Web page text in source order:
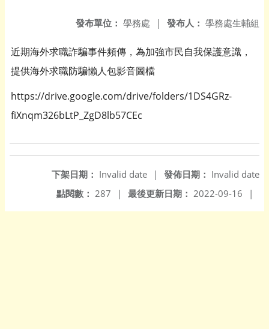
發布人： 學務處生輔組
發布單位： 學務處 |
近期海外求職詐騙事件頻傳，為加強市民自我保護意識，
提供海外求職防騙懶人包影音圖檔
https://drive.google.com/drive/folders/1DS4GRz-
fiXnqm326bLtP_ZgD8lb57CEc
發佈日期： Invalid date
下架日期： Invalid date
|
最後更新日期： 2022-09-16 |
點閱數： 287 |